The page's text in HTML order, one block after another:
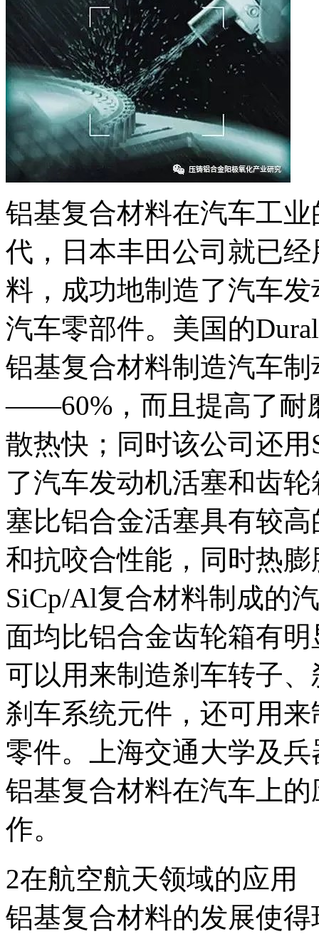
铝基复合材料在汽车工
代，日本丰田公司就已
料，成功地制造了汽车
汽车零部件。美国的
铝基复合材料制造汽车
——60%，而且提高了耐
散热快；同时该公司还
了汽车发动机活塞和齿
塞比铝合金活塞具有较
和抗咬合性能，同时热
SiCp/Al复合材料制成的
面均比铝合金齿轮箱有
可以用来制造刹车转子
刹车系统元件，还可用
零件。上海交通大学及
铝基复合材料在汽车上
作。
2在航空航天领域的应用
铝基复合材料的发展使